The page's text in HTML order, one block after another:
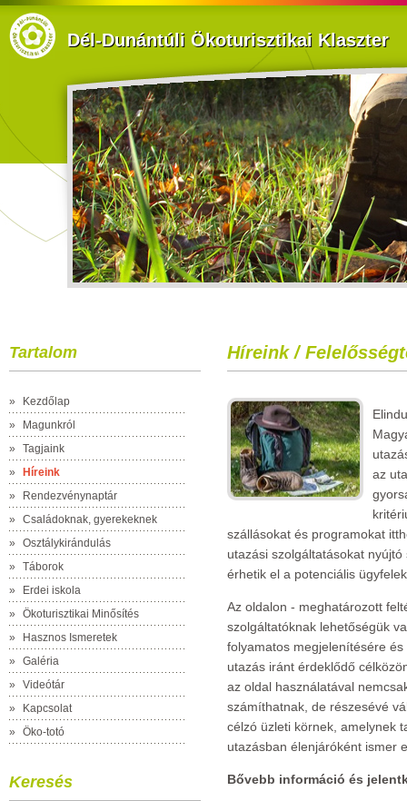
Dél-Dunántúli Ökoturisztikai Klaszter
Tartalom
»
Kezdőlap
»
Magunkról
»
Tagjaink
»
Híreink
»
Rendezvénynaptár
»
Családoknak, gyerekeknek
»
Osztálykirándulás
»
Táborok
»
Erdei iskola
»
Ökoturisztikai Minősítés
»
Hasznos Ismeretek
»
Galéria
»
Videótár
»
Kapcsolat
»
Öko-totó
Keresés
Híreink /
az
szállásokat és programokat
utazási szolgáltatásokat
érhetik el a potenciális
Az oldalon - meghatározott
szolgáltatóknak lehetőségük
folyamatos megjelenítésére
utazás iránt érdeklődő
az oldal használatával
számíthatnak, de részesévé
célzó üzleti körnek, amelynek
utazásban élenjáróként ismer
Bővebb információ és